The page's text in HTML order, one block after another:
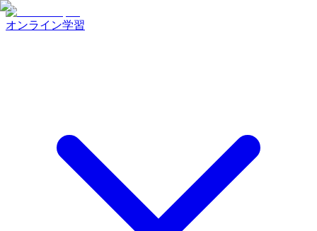
オンライン学習